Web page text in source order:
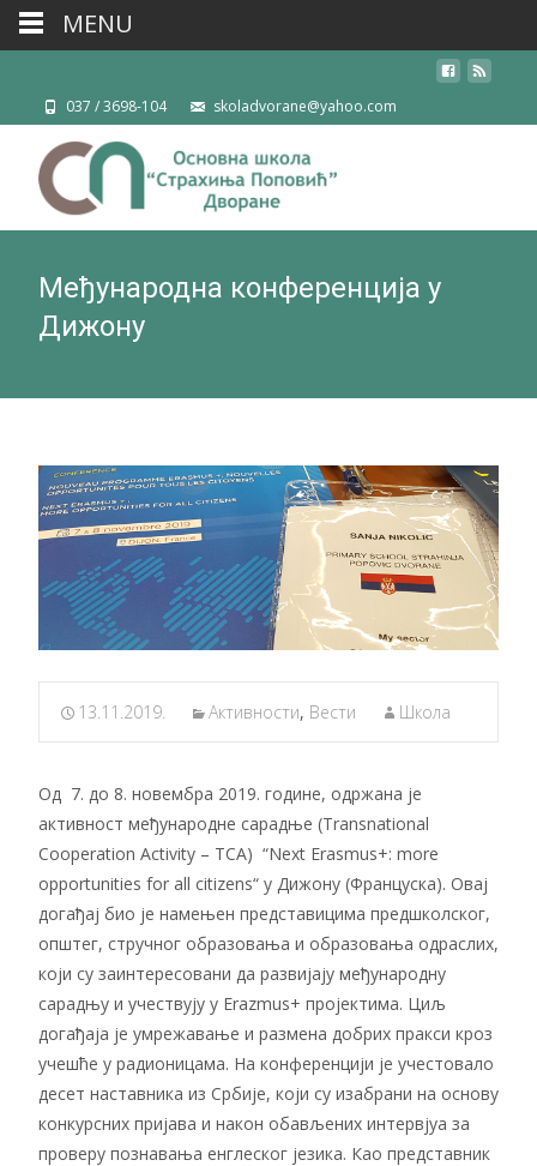
037 / 3698-104 skoladvorane@yahoo.com
Међународна конференција у
Дижону
13.11.2019. Активности, Вести Школа
Од 7. до 8. новембра 2019. године, одржана је
активност међународне сарадње (Transnational
Cooperation Activity – TCA) “Next Erasmus+: more
opportunities for all citizens“ у Дижону (Француска). Овај
догађај био је намењен представицима предшколског,
општег, стручног образовања и образовања одраслих,
који су заинтересовани да развијају међународну
сарадњу и учествују у Erazmus+ пројектима. Циљ
догађаја је умрежавање и размена добрих пракси кроз
учешће у радионицама. На конференцији је учестовало
десет наставника из Србије, који су изабрани на основу
конкурсних пријава и након обављених интервјуа за
проверу познавања енглеског језика. Као представник
MENU